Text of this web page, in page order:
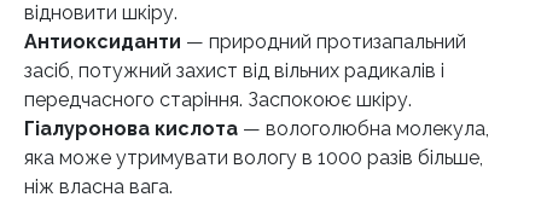
відновити шкіру.
Антиоксиданти — природний протизапальний
засіб, потужний захист від вільних радикалів і
передчасного старіння. Заспокоює шкіру.
Гіалуронова кислота — вологолюбна молекула,
яка може утримувати вологу в 1000 разів більше,
ніж власна вага.